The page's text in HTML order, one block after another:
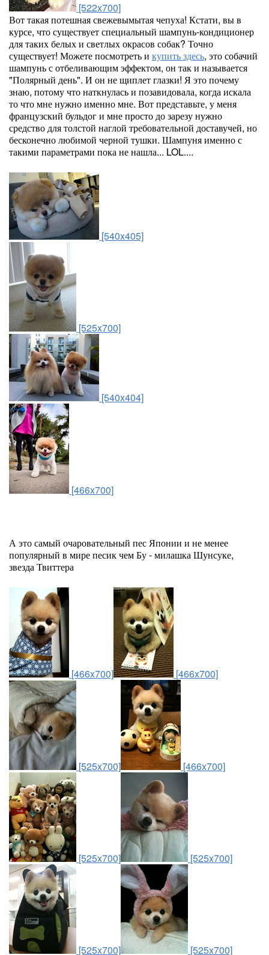
[522x700]
Вот такая потешная свежевымытая чепуха! Кстати, вы в
курсе, что существует специальный шампунь-кондиционер
для таких белых и светлых окрасов собак? Точно
существует! Можете посмотреть и купить здесь, это собачий
шампунь с отбеливающим эффектом, он так и называется
"Полярный день". И он не щиплет глазки! Я это почему
знаю, потому что наткнулась и позавидовала, когда искала
то что мне нужно именно мне. Вот представьте, у меня
французский бульдог и мне просто до зарезу нужно
средство для толстой наглой требовательной доставучей, но
бесконечно любимой черной тушки. Шампуня именно с
такими параметрами пока не нашла... LOL....
[540x405]
[525x700]
[540x404]
[466x700]
А это самый очаровательный пес Японии и не менее
популярный в мире песик чем Бу - милашка Шунсуке,
звезда Твиттера
[466x700] [466x700]
[525x700] [466x700]
[525x700] [525x700]
[525x700] [525x700]